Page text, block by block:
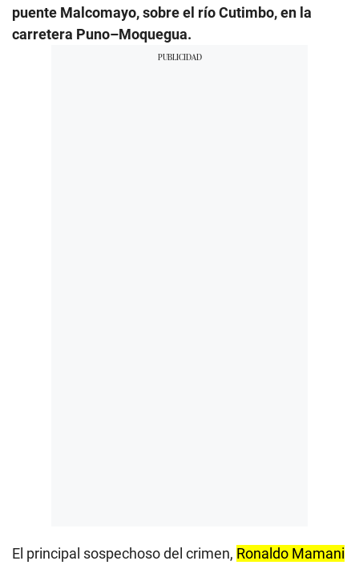
puente Malcomayo, sobre el río Cutimbo, en la
carretera Puno–Moquegua.
El principal sospechoso del crimen, Ronaldo Mamani